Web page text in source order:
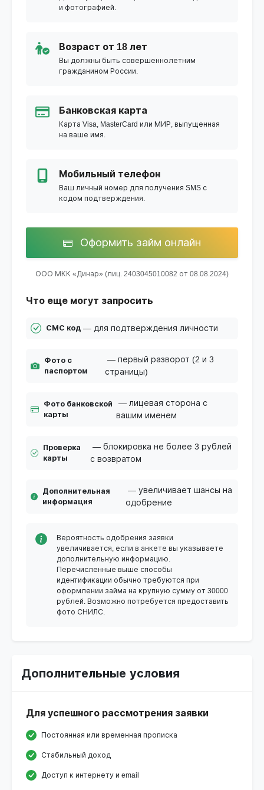
и фотографией.
Возраст от 18 лет
Вы должны быть совершеннолетним
гражданином России.
Банковская карта
Карта Visa, MasterCard или МИР, выпущенная
на ваше имя.
Мобильный телефон
Ваш личный номер для получения SMS с
кодом подтверждения.
Оформить займ онлайн
ООО МКК «Динар» (лиц. 2403045010082 от 08.08.2024)
Что еще могут запросить
СМС код — для подтверждения личности
Фото с
паспортом
— первый разворот (2 и 3
страницы)
Фото банковской
карты
— лицевая сторона с
вашим именем
Проверка
карты
— блокировка не более 3 рублей
с возвратом
Дополнительная
информация
— увеличивает шансы на
одобрение
Вероятность одобрения заявки
увеличивается, если в анкете вы указываете
дополнительную информацию.
Перечисленные выше способы
идентификации обычно требуются при
оформлении займа на крупную сумму от 30000
рублей. Возможно потребуется предоставить
фото СНИЛС.
Дополнительные условия
Для успешного рассмотрения заявки
Постоянная или временная прописка
Стабильный доход
Доступ к интернету и email